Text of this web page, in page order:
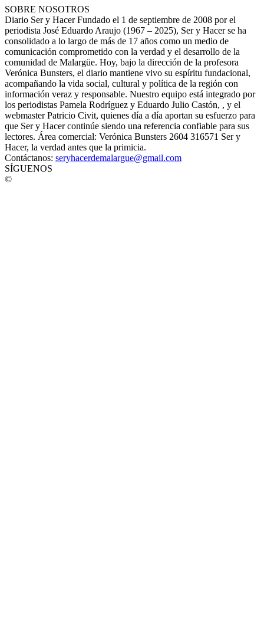
SOBRE NOSOTROS
Diario Ser y Hacer Fundado el 1 de septiembre de 2008 por el
periodista José Eduardo Araujo (1967 – 2025), Ser y Hacer se ha
consolidado a lo largo de más de 17 años como un medio de
comunicación comprometido con la verdad y el desarrollo de la
comunidad de Malargüe. Hoy, bajo la dirección de la profesora
Verónica Bunsters, el diario mantiene vivo su espíritu fundacional,
acompañando la vida social, cultural y política de la región con
información veraz y responsable. Nuestro equipo está integrado por
los periodistas Pamela Rodríguez y Eduardo Julio Castón, , y el
webmaster Patricio Civit, quienes día a día aportan su esfuerzo para
que Ser y Hacer continúe siendo una referencia confiable para sus
lectores. Área comercial: Verónica Bunsters 2604 316571 Ser y
Hacer, la verdad antes que la primicia.
Contáctanos: seryhacerdemalargue@gmail.com
SÍGUENOS
©